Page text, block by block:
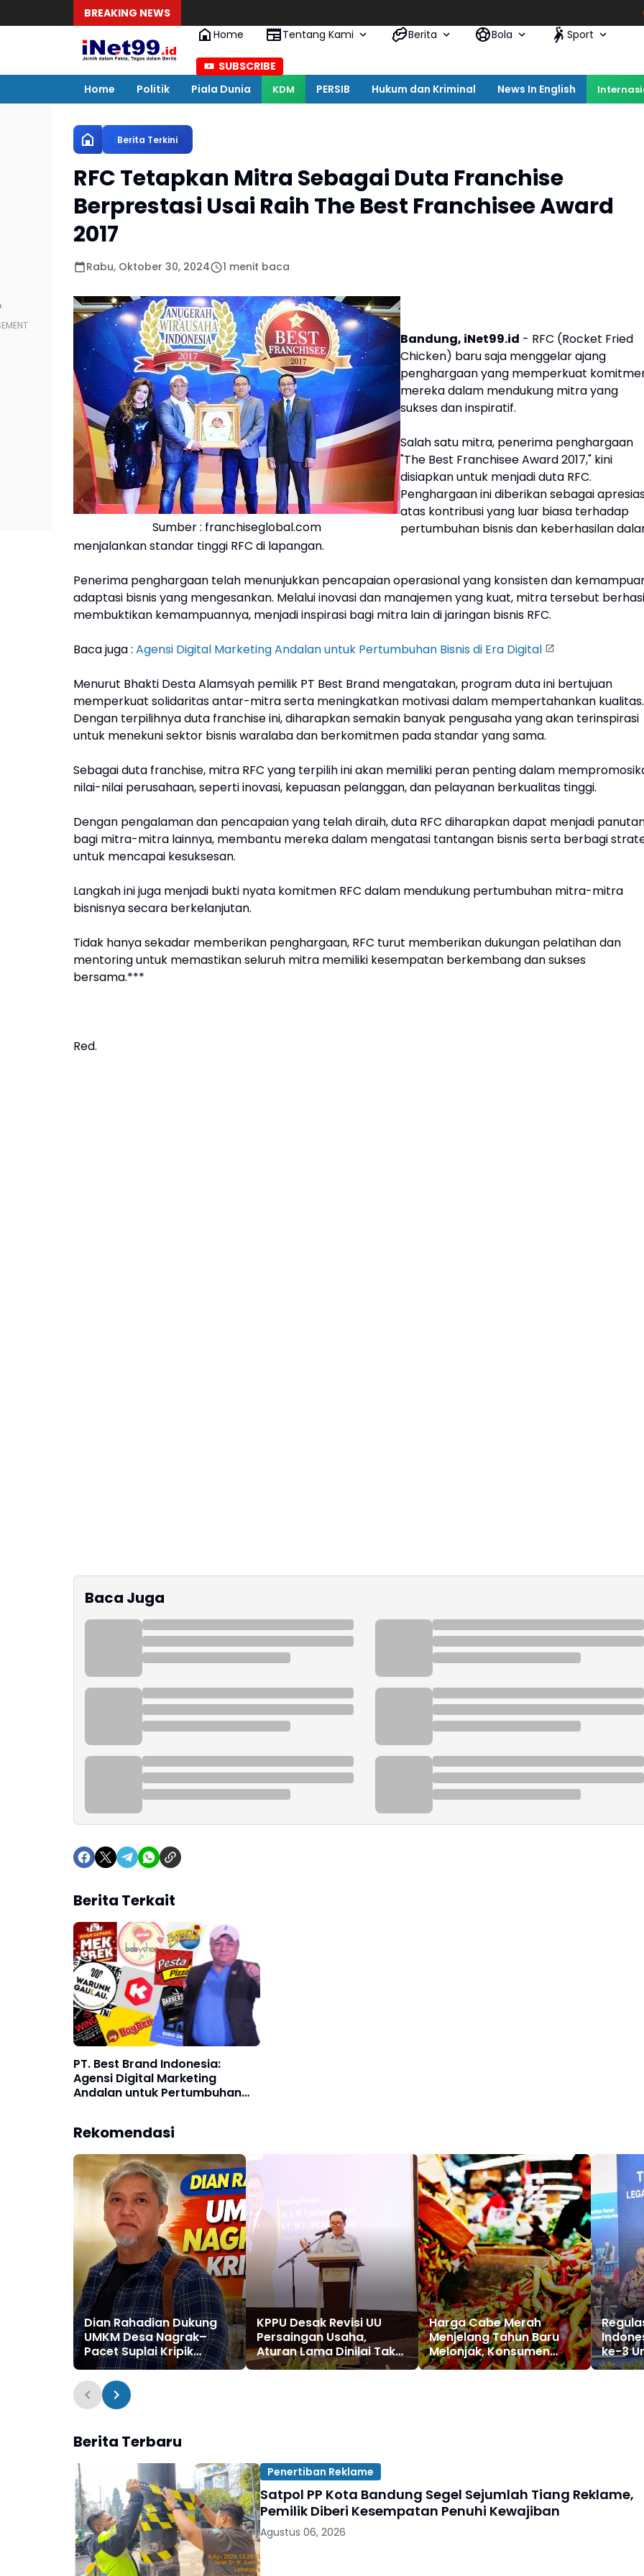
BREAKING NEWS
Satpol PP
Home
Tentang Kami Berita Bola Sport
SUBSCRIBE
Home
Politik Piala Dunia KDM PERSIB Hukum dan Kriminal News In English
Berita Terkini
RFC Tetapkan Mitra Sebagai Duta Franchise
Berprestasi Usai Raih The Best Franchisee Award
2017
Rabu, Oktober 30, 2024 1 menit baca
Sumber : franchiseglobal.com
Bandung, iNet99.id - RFC (Rocket Fried
Chicken) baru saja menggelar ajang
penghargaan yang memperkuat
mereka dalam mendukung mitra yang
sukses dan inspiratif.
Salah satu mitra, penerima penghargaan
"The Best Franchisee Award 2017," kini
disiapkan untuk menjadi duta RFC.
Penghargaan ini diberikan sebagai
atas kontribusi yang luar biasa terhadap
pertumbuhan bisnis dan keberhasilan
menjalankan standar tinggi RFC di lapangan.
Penerima penghargaan telah menunjukkan pencapaian operasional yang konsisten dan
adaptasi bisnis yang mengesankan. Melalui inovasi dan manajemen yang kuat, mitra tersebut
membuktikan kemampuannya, menjadi inspirasi bagi mitra lain di jaringan bisnis RFC.
Baca juga : Agensi Digital Marketing Andalan untuk Pertumbuhan Bisnis di Era Digital
Menurut Bhakti Desta Alamsyah pemilik PT Best Brand mengatakan, program duta ini bertujuan
memperkuat solidaritas antar-mitra serta meningkatkan motivasi dalam mempertahankan kualitas.
Dengan terpilihnya duta franchise ini, diharapkan semakin banyak pengusaha yang akan terinspirasi
untuk menekuni sektor bisnis waralaba dan berkomitmen pada standar yang sama.
Sebagai duta franchise, mitra RFC yang terpilih ini akan memiliki peran penting dalam
nilai-nilai perusahaan, seperti inovasi, kepuasan pelanggan, dan pelayanan berkualitas tinggi.
Dengan pengalaman dan pencapaian yang telah diraih, duta RFC diharapkan dapat menjadi
bagi mitra-mitra lainnya, membantu mereka dalam mengatasi tantangan bisnis serta berbagi
untuk mencapai kesuksesan.
Langkah ini juga menjadi bukti nyata komitmen RFC dalam mendukung pertumbuhan mitra-mitra
bisnisnya secara berkelanjutan.
Tidak hanya sekadar memberikan penghargaan, RFC turut memberikan dukungan pelatihan dan
mentoring untuk memastikan seluruh mitra memiliki kesempatan berkembang dan sukses
bersama.***
Red.
Baca Juga
Berita Terkait
PT. Best Brand Indonesia:
Agensi Digital Marketing
Andalan untuk Pertumbuhan
Rekomendasi
Dian Rahadian Dukung
UMKM Desa Nagrak–
Pacet Suplai Kripik
Bayam ke MBG
Purwakarta
KPPU Desak Revisi UU
Persaingan Usaha,
Aturan Lama Dinilai Tak
Lagi Mampu Hadapi
Harga Cabe Merah
Menjelang Tahun Baru
Melonjak, Konsumen
Tertekan
ke-3
Berita Terbaru
Penertiban Reklame
Satpol PP Kota Bandung Segel Sejumlah Tiang Reklame,
Pemilik Diberi Kesempatan Penuhi Kewajiban
Agustus 06, 2026